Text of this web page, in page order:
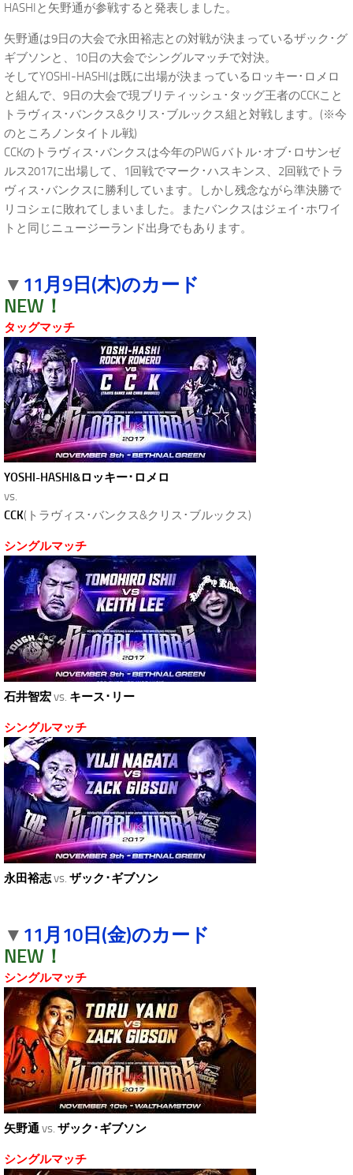
HASHIと矢野通が参戦すると発表しました。
矢野通は9日の大会で永田裕志との対戦が決まっているザック･グ
ギブソンと、10日の大会でシングルマッチで対決。
そしてYOSHI-HASHIは既に出場が決まっているロッキー･ロメロ
と組んで、9日の大会で現ブリティッシュ･タッグ王者のCCKこと
トラヴィス･バンクス&クリス･ブルックス組と対戦します。(※今
のところノンタイトル戦)
CCKのトラヴィス･バンクスは今年のPWG バトル･オブ･ロサンゼ
ルス2017に出場して、1回戦でマーク･ハスキンス、2回戦でトラ
ヴィス･バンクスに勝利しています。しかし残念ながら準決勝で
リコシェに敗れてしまいました。またバンクスはジェイ･ホワイ
トと同じニュージーランド出身でもあります。
▼ 11月9日(木)のカード
NEW！
タッグマッチ
YOSHI-HASHI&ロッキー･ロメロ
vs.
CCK(トラヴィス･バンクス&クリス･ブルックス)
シングルマッチ
石井智宏vs. キース･リー
シングルマッチ
永田裕志vs. ザック･ギブソン
▼ 11月10日(金)のカード
NEW！
シングルマッチ
矢野通vs. ザック･ギブソン
シングルマッチ